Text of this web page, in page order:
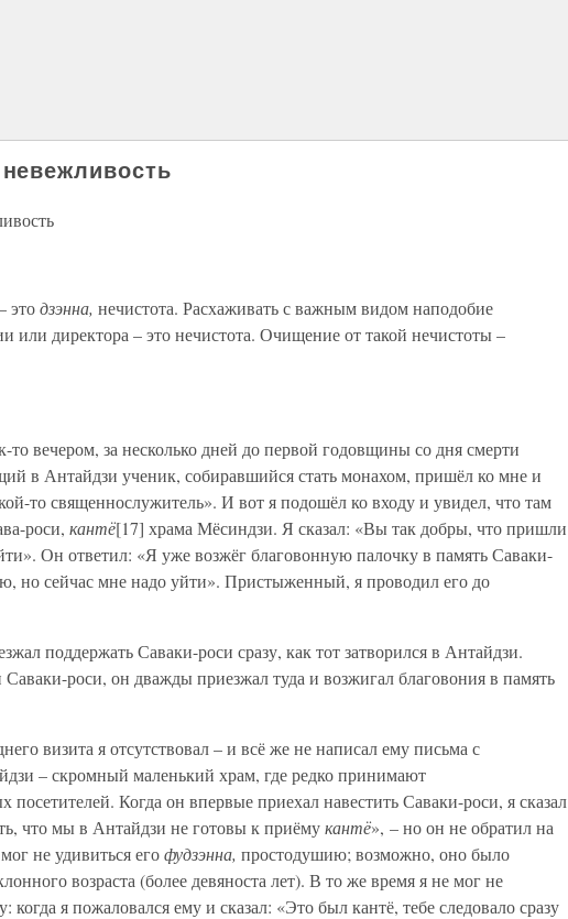
этодзэнна, нечистота. Расхаживать с важным видом наподобие
или директора – это нечистота. Очищение от такой нечистоты –
вечером, за несколько дней до первой годовщины со дня смерти
в Антайдзи ученик, собиравшийся стать монахом, пришёл ко мне и
то священнослужитель». И вот я подошёл ко входу и увидел, что там
роси, кантё[17] храма Мёсиндзи. Я сказал: «Вы так добры, что пришли
Он ответил: «Я уже возжёг благовонную палочку в память Саваки-
но сейчас мне надо уйти». Пристыженный, я проводил его до
поддержать Саваки-роси сразу, как тот затворился в Антайдзи.
Саваки-роси, он дважды приезжал туда и возжигал благовония в память
визита я отсутствовал – и всё же не написал ему письма с
– скромный маленький храм, где редко принимают
посетителей. Когда он впервые приехал навестить Саваки-роси, я сказал
что мы в Антайдзи не готовы к приёмукантё», – но он не обратил на
не удивиться егофудзэнна, простодушию; возможно, оно было
возраста (более девяноста лет). В то же время я не мог не
когда я пожаловался ему и сказал: «Это был кантё, тебе следовало сразу